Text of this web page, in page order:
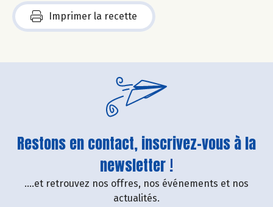
Imprimer la recette
Restons en contact, inscrivez-vous à la
newsletter !
....et retrouvez nos offres, nos événements et nos
actualités.